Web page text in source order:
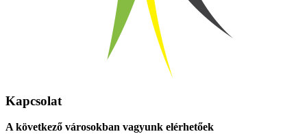
Kapcsolat
A következő városokban vagyunk elérhetőek